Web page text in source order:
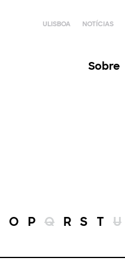
ULISBOA NOTÍCIAS
Sobre
O P Q R S T U